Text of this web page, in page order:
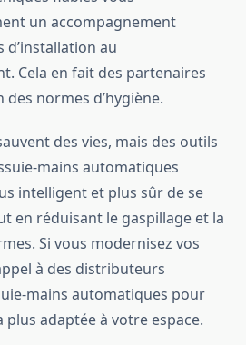
un accompagnement
d’installation au
Cela en fait des partenaires
normes d’hygiène.
des vies, mais des outils
mains automatiques
intelligent et plus sûr de se
en réduisant le gaspillage et la
Si vous modernisez vos
à des distributeurs
mains automatiques pour
adaptée à votre espace.